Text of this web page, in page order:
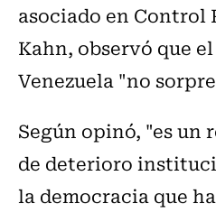
asociado en Control
Kahn, observó que
Venezuela "no
Según opinó, "es un
de deterioro
la democracia que